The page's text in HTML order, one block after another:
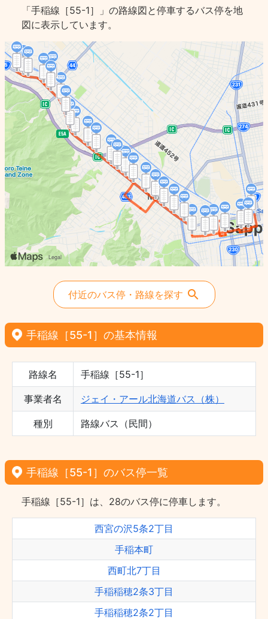
「手稲線［55-1］」の路線図と停車するバス停を地
図に表示しています。
付近のバス停・路線を探す
手稲線［55-1］の基本情報
路線名 手稲線［55-1］
事業者名 ジェイ・アール北海道バス（株）
種別 路線バス（民間）
手稲線［55-1］のバス停一覧
手稲線［55-1］は、28のバス停に停車します。
西宮の沢5条2丁目
手稲本町
西町北7丁目
手稲稲穂2条3丁目
手稲稲穂2条2丁目